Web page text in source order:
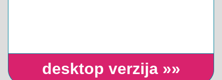
desktop verzija »»